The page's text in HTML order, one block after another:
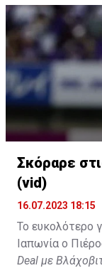
Σκόραρε
(vid)
16.07.2023 18:15
Το ευκολότερο
Ιαπωνία ο
Deal με